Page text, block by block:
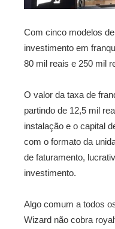
Com cinco modelos
investimento em
80 mil reais e 250 mil
O valor da taxa de
partindo de 12,5 mil
instalação e o capital
com o formato da
de faturamento,
investimento.
Algo comum a todos
Wizard não cobra